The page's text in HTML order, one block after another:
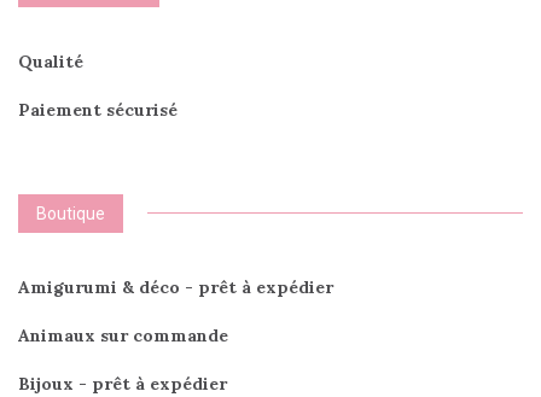
Qualité
Paiement sécurisé
Boutique
Amigurumi & déco - prêt à expédier
Animaux sur commande
Bijoux - prêt à expédier